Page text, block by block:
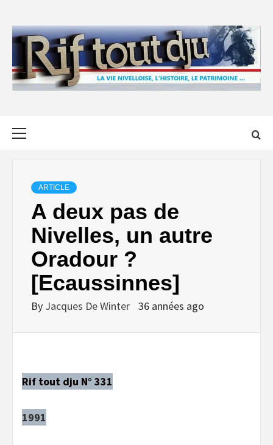
content
ARTICLE
A deux pas de
Nivelles, un autre
Oradour ?
[Ecaussinnes]
By Jacques De Winter 36 années ago
Rif tout dju N° 331
1991